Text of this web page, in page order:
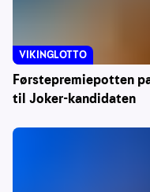
Førstepremiepotten
til Joker-kandidaten
VIKINGLOTTO